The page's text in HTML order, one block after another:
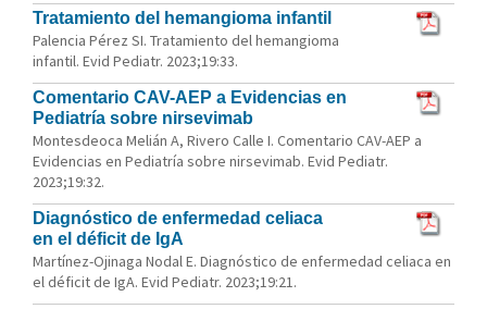
Tratamiento del hemangioma infantil
Palencia Pérez SI. Tratamiento del hemangioma
infantil. Evid Pediatr. 2023;19:33.
Comentario CAV-AEP a Evidencias en
Pediatría sobre nirsevimab
Montesdeoca Melián A, Rivero Calle I. Comentario CAV-AEP a
Evidencias en Pediatría sobre nirsevimab. Evid Pediatr.
2023;19:32.
Diagnóstico de enfermedad celiaca
en el déficit de IgA
Martínez-Ojinaga Nodal E. Diagnóstico de enfermedad celiaca en
el déficit de IgA. Evid Pediatr. 2023;19:21.